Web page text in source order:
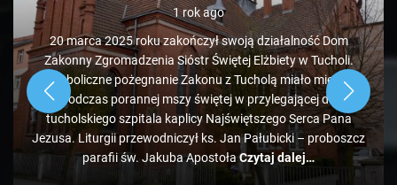
KAWA Z TOKiS-em w 100 sekund. „Ekologiczne”
wysypisko śmieci pod Bladowem?
1 rok ago
Zdaje się, że pozycja tucholskiego wysypiska śmieci
administrowanego przez PK jest mocno zagrożona, bo tuż
obok ale od strony Chojnic, przed Bladowem, powstało
drugie, darmowe. Jeżeli zapełniać się będzie w takim tempie,
to może być ciekawie.